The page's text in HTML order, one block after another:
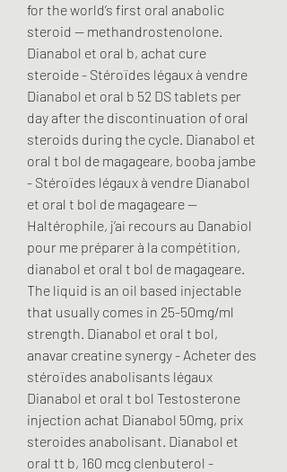
for the world’s first oral anabolic
steroid — methandrostenolone.
Dianabol et oral b, achat cure
steroide - Stéroïdes légaux à vendre
Dianabol et oral b 52 DS tablets per
day after the discontinuation of oral
steroids during the cycle. Dianabol et
oral t bol de magageare, booba jambe
- Stéroïdes légaux à vendre Dianabol
et oral t bol de magageare --
Haltérophile, j’ai recours au Danabiol
pour me préparer à la compétition,
dianabol et oral t bol de magageare.
The liquid is an oil based injectable
that usually comes in 25-50mg/ml
strength. Dianabol et oral t bol,
anavar creatine synergy - Acheter des
stéroïdes anabolisants légaux
Dianabol et oral t bol Testosterone
injection achat Dianabol 50mg, prix
steroides anabolisant. Dianabol et
oral tt b, 160 mcg clenbuterol -